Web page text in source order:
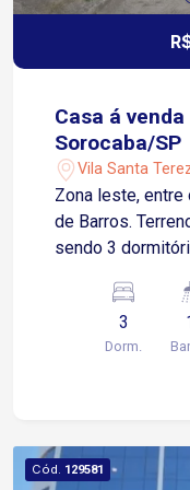
Casa á
Sorocaba/SP
Vila Santa
Zona leste,
de Barros. Terreno 350 m², construção 175 m²,
sendo 3 dormitórios, banheiro,
3
Dorm.
Cód. 129581